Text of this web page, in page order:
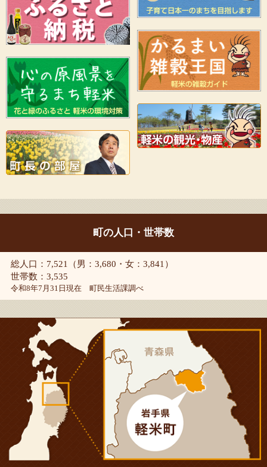
町の人口・世帯数
総人口：7,521（男：3,680・女：3,841）
世帯数：3,535
令和8年7月31日現在 町民生活課調べ